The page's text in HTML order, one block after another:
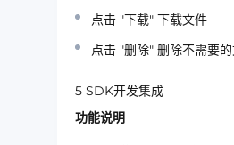
点击 "下载" 下载文件
点击 "删除" 删除不需要
5 SDK开发集成
功能说明